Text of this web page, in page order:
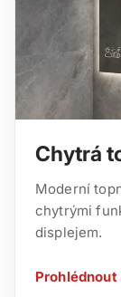
Chytrá
Moderní
chytrými
displejem.